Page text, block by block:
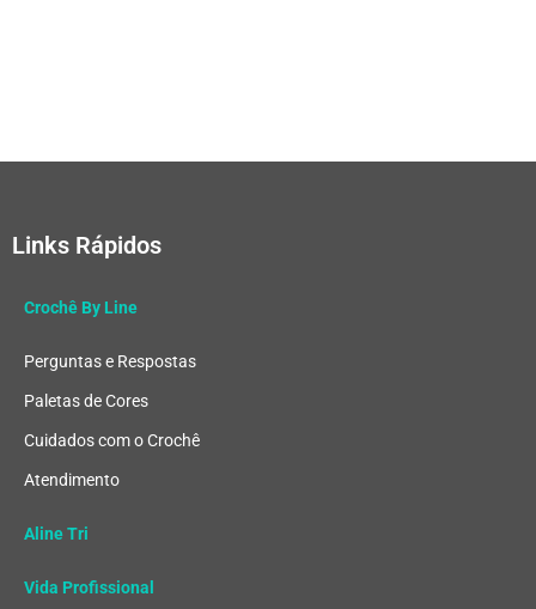
Links Rápidos
Crochê By Line
Perguntas e Respostas
Paletas de Cores
Cuidados com o Crochê
Atendimento
Aline Tri
Vida Profissional